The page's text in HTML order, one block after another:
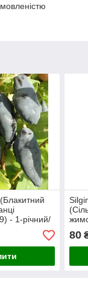
- 1-річний/
80